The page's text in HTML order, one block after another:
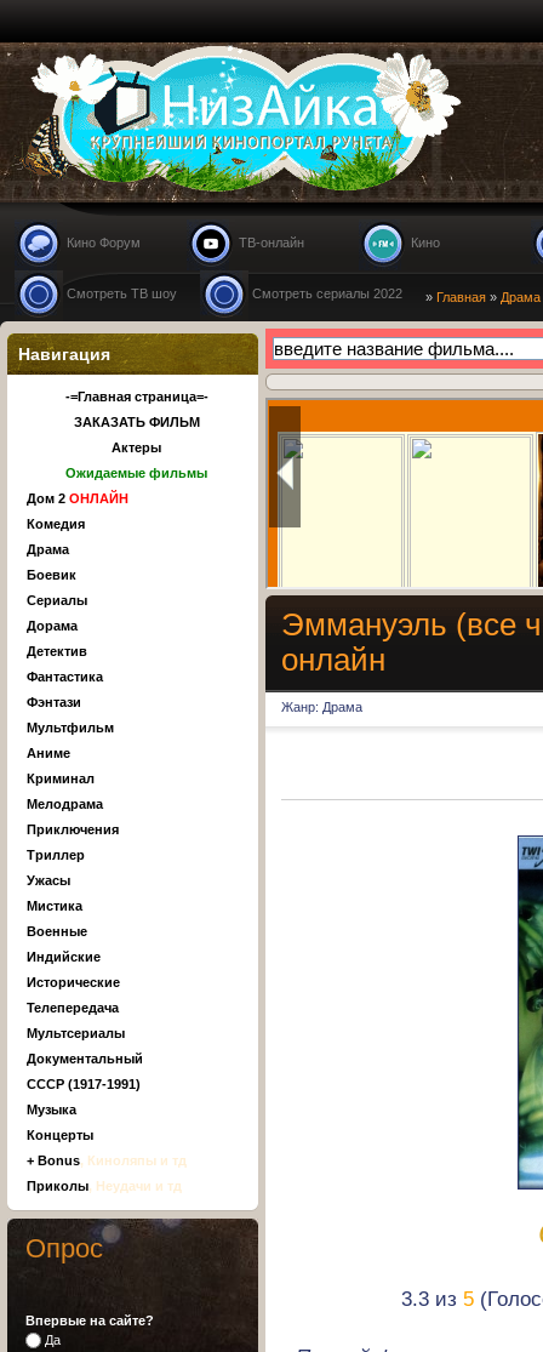
Nizaika.ru
Кино Форум ТВ-онлайн Кино
Смотреть ТВ шоу Смотреть сериалы 2022 » Главная » Драма
Эммануэль (все
онлайн
Жанр: Драма
3.3 из 5
Навигация
-=Главная страница=-
ЗАКАЗАТЬ ФИЛЬМ
Актеры
Ожидаемые фильмы
Дом 2 ОНЛАЙН
Комедия
Драма
Боевик
Сериалы
Дорама
Детектив
Фантастика
Фэнтази
Мультфильм
Аниме
Криминал
Мелодрама
Приключения
Триллер
Ужасы
Мистика
Военные
Индийские
Исторические
Телепередача
Мультсериалы
Документальный
СССР (1917-1991)
Музыка
Концерты
+ Bonus, Киноляпы и тд
Приколы, Неудачи и тд
Опрос
Впервые на сайте?
Да